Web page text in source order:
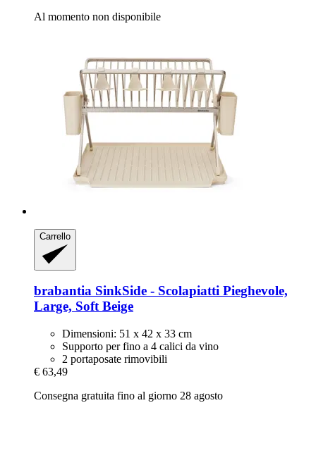
Al momento non disponibile
Carrello
brabantia SinkSide -​ Scolapiatti Pieghevole,
Large, Soft Beige
Dimensioni: 51 x 42 x 33 cm
Supporto per fino a 4 calici da vino
2 portaposate rimovibili
€ 63,49
Consegna gratuita fino al giorno 28 agosto